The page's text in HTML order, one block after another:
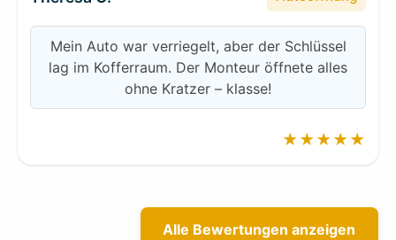
Mein Auto war verriegelt, aber der Schlüssel
lag im Kofferraum. Der Monteur öffnete alles
ohne Kratzer – klasse!
★★★★★
Alle Bewertungen anzeigen